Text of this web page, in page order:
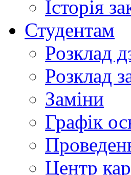
Історія
Студентам
Розклад
Розклад
Заміни
Графік
Центр